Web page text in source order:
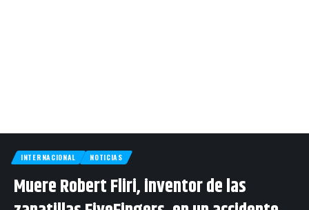
INTERNACIONAL NOTICIAS
Muere Robert Fliri, inventor de las